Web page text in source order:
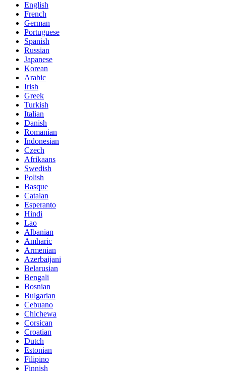
English
French
German
Portuguese
Spanish
Russian
Japanese
Korean
Arabic
Irish
Greek
Turkish
Italian
Danish
Romanian
Indonesian
Czech
Afrikaans
Swedish
Polish
Basque
Catalan
Esperanto
Hindi
Lao
Albanian
Amharic
Armenian
Azerbaijani
Belarusian
Bengali
Bosnian
Bulgarian
Cebuano
Chichewa
Corsican
Croatian
Dutch
Estonian
Filipino
Finnish